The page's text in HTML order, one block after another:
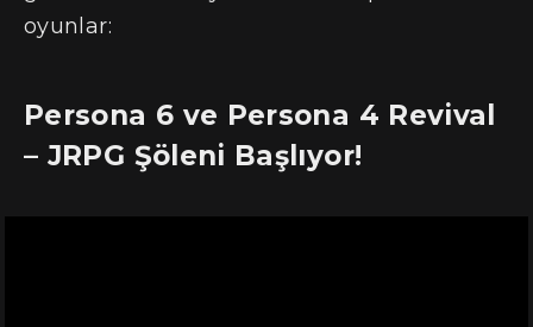
oyunlar:
Persona 6 ve Persona 4 Revival
– JRPG Şöleni Başlıyor!